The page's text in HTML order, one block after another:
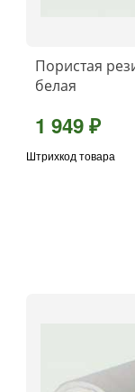
Пористая
белая
1 949 ₽
Штрихкод товара